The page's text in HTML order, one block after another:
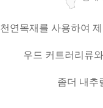
천연목재를 사용하여
우드 커트러리류
좀더 내추